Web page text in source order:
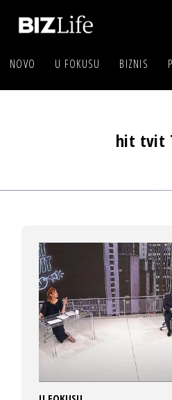
NOVO U FOKUSU BIZNIS
hit tvit